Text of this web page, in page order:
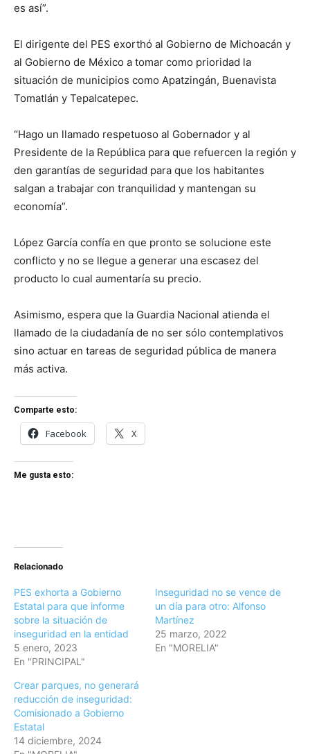
es así”.
El dirigente del PES exorthó al Gobierno de Michoacán y
al Gobierno de México a tomar como prioridad la
situación de municipios como Apatzingán, Buenavista
Tomatlán y Tepalcatepec.
“Hago un llamado respetuoso al Gobernador y al
Presidente de la República para que refuercen la región y
den garantías de seguridad para que los habitantes
salgan a trabajar con tranquilidad y mantengan su
economía”.
López García confía en que pronto se solucione este
conflicto y no se llegue a generar una escasez del
producto lo cual aumentaría su precio.
Asimismo, espera que la Guardia Nacional atienda el
llamado de la ciudadanía de no ser sólo contemplativos
sino actuar en tareas de seguridad pública de manera
más activa.
Comparte esto:
Facebook X
Me gusta esto:
Relacionado
PES exhorta a Gobierno
Estatal para que informe
sobre la situación de
inseguridad en la entidad
5 enero, 2023
En "PRINCIPAL"
Inseguridad no se vence de
un día para otro: Alfonso
Martínez
25 marzo, 2022
En "MORELIA"
Crear parques, no generará
reducción de inseguridad:
Comisionado a Gobierno
Estatal
14 diciembre, 2024